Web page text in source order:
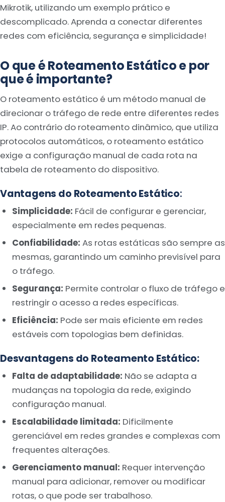
Mikrotik, utilizando um exemplo prático e
descomplicado. Aprenda a conectar diferentes
redes com eficiência, segurança e simplicidade!
O que é Roteamento Estático e por
que é importante?
O roteamento estático é um método manual de
direcionar o tráfego de rede entre diferentes redes
IP. Ao contrário do roteamento dinâmico, que utiliza
protocolos automáticos, o roteamento estático
exige a configuração manual de cada rota na
tabela de roteamento do dispositivo.
Vantagens do Roteamento Estático:
Simplicidade: Fácil de configurar e gerenciar,
especialmente em redes pequenas.
Confiabilidade: As rotas estáticas são sempre as
mesmas, garantindo um caminho previsível para
o tráfego.
Segurança: Permite controlar o fluxo de tráfego e
restringir o acesso a redes específicas.
Eficiência: Pode ser mais eficiente em redes
estáveis ​​com topologias bem definidas.
Desvantagens do Roteamento Estático:
Falta de adaptabilidade: Não se adapta a
mudanças na topologia da rede, exigindo
configuração manual.
Escalabilidade limitada: Dificilmente
gerenciável em redes grandes e complexas com
frequentes alterações.
Gerenciamento manual: Requer intervenção
manual para adicionar, remover ou modificar
rotas, o que pode ser trabalhoso.